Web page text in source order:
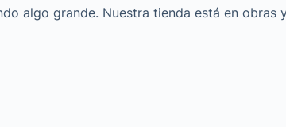
algo grande. Nuestra tienda está en obras